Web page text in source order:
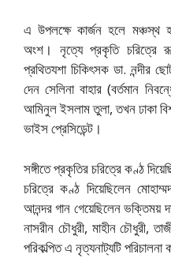
এ উপলক্ষে কার্জন হলে মঞ্চস্থ
অংশ। নৃত্যে প্রকৃতি চরিত্রে রূপ
প্রথিতযশা চিকিৎসক ডা. নন্দীর
দেন সেলিনা বাহার (বর্তমান
আমিনুল ইসলাম তুলা, তখন ঢাকা
ভাইস প্রেসিডেন্ট।
সঙ্গীতে প্রকৃতির চরিত্রে কণ্ঠ
চরিত্রে কণ্ঠ দিয়েছিলেন
আনন্দর গান গেয়েছিলেন ভক্তিময়
নাসরীন চৌধুরী, মাহীন চৌধুরী,
পরিকল্পিত এ নৃত্যনাট্যটি